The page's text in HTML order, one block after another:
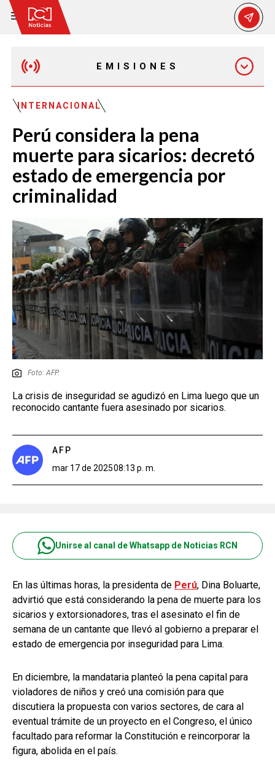
EMISIONES
EMISIÓN 7:00 PM
INTERNACIONAL
Perú considera la pena
muerte para sicarios: decretó
estado de emergencia por
criminalidad
Foto: AFP.
La crisis de inseguridad se agudizó en Lima luego que un
reconocido cantante fuera asesinado por sicarios.
AFP
mar 17 de 202508:13 p. m.
Unirse al canal de Whatsapp de Noticias RCN
En las últimas horas, la presidenta de Perú, Dina Boluarte,
advirtió que está considerando la pena de muerte para los
sicarios y extorsionadores, tras el asesinato el fin de
semana de un cantante que llevó al gobierno a preparar el
estado de emergencia por inseguridad para Lima.
En diciembre, la mandataria planteó la pena capital para
violadores de niños y creó una comisión para que
discutiera la propuesta con varios sectores, de cara al
eventual trámite de un proyecto en el Congreso, el único
facultado para reformar la Constitución e reincorporar la
figura, abolida en el país.